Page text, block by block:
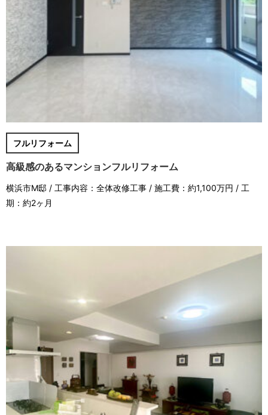
フルリフォーム
高級感のあるマンションフルリフォーム
横浜市M邸 / 工事内容：全体改修工事 / 施工費：約1,100万円 / 工
期：約2ヶ月